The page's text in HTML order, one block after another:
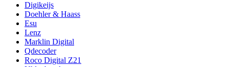
Digikeijs
Doehler & Haass
Esu
Lenz
Marklin Digital
Qdecoder
Roco Digital Z21